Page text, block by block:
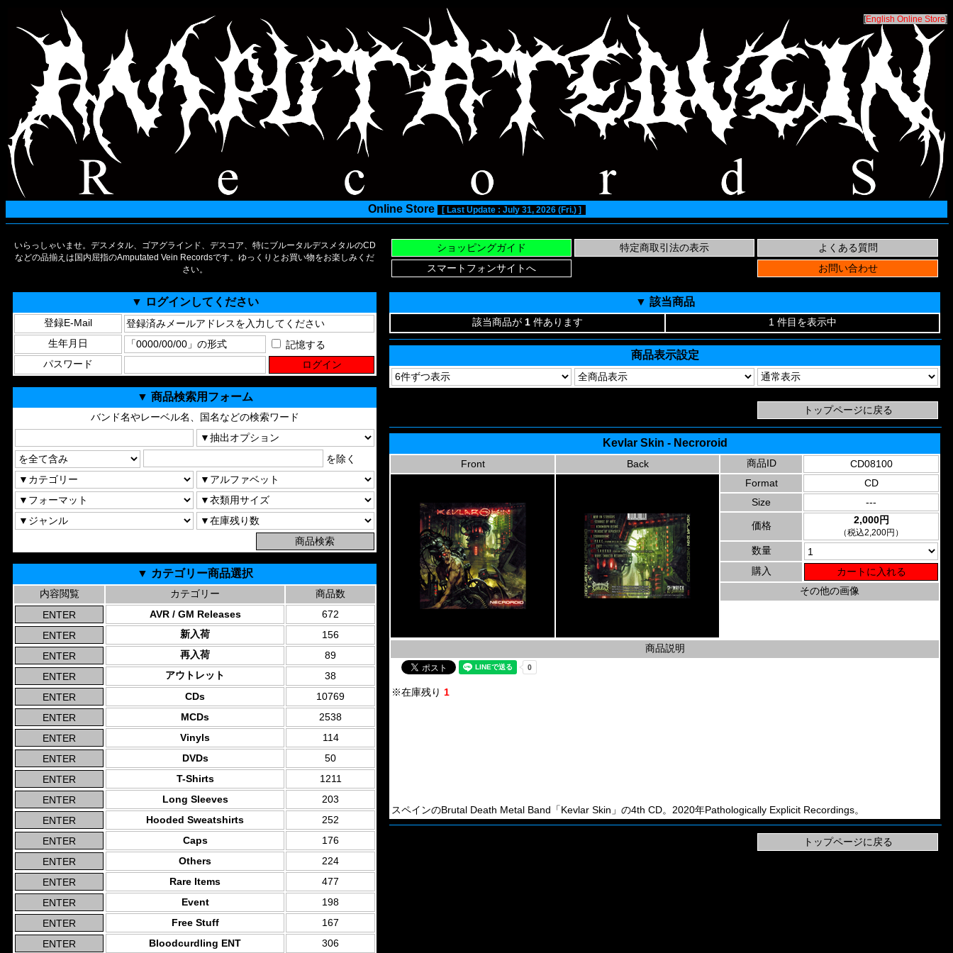
[English Online Store]
Online Store [ Last Update : July 31, 2026 (Fri.) ]
いらっしゃいませ。デスメタル、ゴアグラインド、デスコア、特にブルータルデスメタルのCD
などの品揃えは国内屈指のAmputated Vein Recordsです。ゆっくりとお買い物をお楽しみくだ
さい。
▼ ログインしてください
登録E-Mail
生年月日
記憶する
パスワード
▼ 商品検索用フォーム
バンド名やレーベル名、国名などの検索ワード
を除く
▼ カテゴリー商品選択
内容閲覧 カテゴリー
商品数
AVR / GM Releases
672
新入荷
156
再入荷
89
アウトレット
38
CDs
10769
MCDs
2538
Vinyls
114
DVDs
50
T-Shirts
1211
Long Sleeves
203
Hooded Sweatshirts
252
Caps
176
Others
224
Rare Items
477
Event
198
Free Stuff
167
Bloodcurdling ENT
306
▼ 該当商品
該当商品が 1 件あります 1 件目を表示中
商品表示設定
Kevlar Skin - Necroroid
Front Back 商品ID
CD08100
Format
CD
Size
---
価格 2,000円
（税込2,200円）
数量
購入
その他の画像
商品説明
※在庫残り 1
スペインのBrutal Death Metal Band「Kevlar Skin」の4th CD。2020年Pathologically Explicit Recordings。